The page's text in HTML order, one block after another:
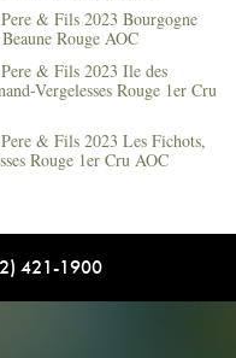
& Fils 2023 Bourgogne
Rouge AOC
& Fils 2023 Ile des
Vergelesses Rouge 1er Cru
& Fils 2023 Les Fichots,
Rouge 1er Cru AOC
421-1900